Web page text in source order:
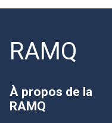
RAMQ
À propos de la
RAMQ